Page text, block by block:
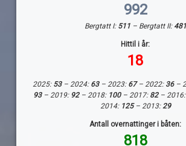
992
Bergtatt I: 511 – Bergtatt II:481
Hittil i år:
18
2025: 53– 2024:63– 2023: 67– 2022: 36–
93– 2019: 92– 2018: 100 – 2017: 82– 2016:
2014: 125– 2013: 29
Antall overnattinger i båten:
818